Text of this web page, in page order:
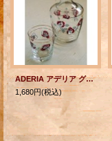
ADERIA アデリア グラス＆水差しセット ローズ/薔薇 イラストプリント
1,680円(税込)